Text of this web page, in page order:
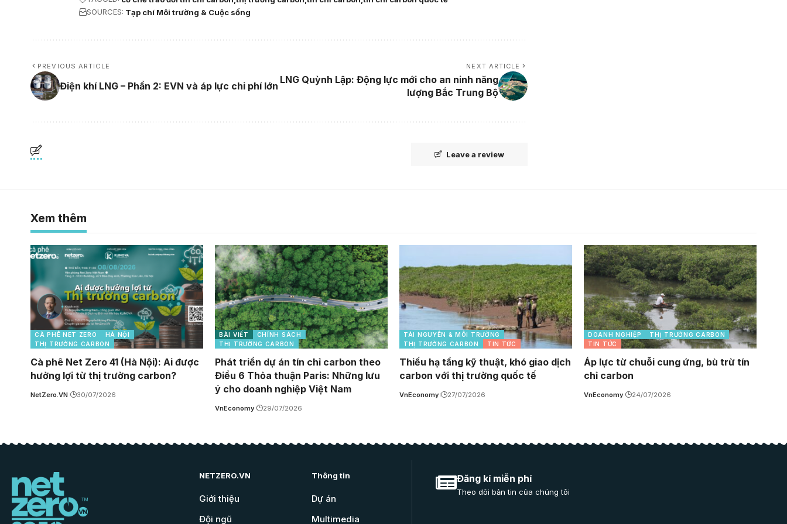
SOURCES: Tạp chí Môi trường & Cuộc sống
PREVIOUS ARTICLE
Điện khí LNG – Phần 2: EVN và áp lực chi phí lớn
NEXT ARTICLE
LNG Quỳnh Lập: Động lực mới cho an ninh năng
lượng Bắc Trung Bộ
Leave a review
Xem thêm
CÀ PHÊ NET ZERO
HÀ NỘI
THỊ TRƯỜNG CARBON
Cà phê Net Zero 41 (Hà Nội): Ai được
hưởng lợi từ thị trường carbon?
NetZero.VN 30/07/2026
BÀI VIẾT
CHÍNH SÁCH
THỊ TRƯỜNG CARBON
Phát triển dự án tín chỉ carbon theo
Điều 6 Thỏa thuận Paris: Những lưu
ý cho doanh nghiệp Việt Nam
VnEconomy 29/07/2026
TÀI NGUYÊN & MÔI TRƯỜNG
THỊ TRƯỜNG CARBON
TIN TỨC
Thiếu hạ tầng kỹ thuật, khó giao dịch
carbon với thị trường quốc tế
VnEconomy 27/07/2026
DOANH NGHIỆP
THỊ TRƯỜNG CARBON
TIN TỨC
Áp lực từ chuỗi cung ứng, bù trừ tín
chỉ carbon
VnEconomy 24/07/2026
NETZERO.VN
Giới thiệu
Đội ngũ
Thông tin
Dự án
Multimedia
Đăng kí miễn phí
Theo dõi bản tin của chúng tôi